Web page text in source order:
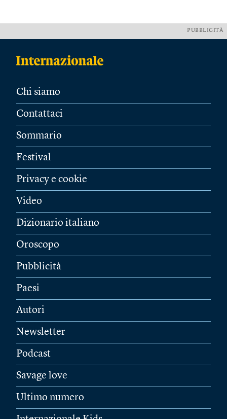
PUBBLICITÀ
Chi siamo
Contattaci
Sommario
Festival
Privacy e cookie
Video
Dizionario italiano
Oroscopo
Pubblicità
Paesi
Autori
Newsletter
Podcast
Savage love
Ultimo numero